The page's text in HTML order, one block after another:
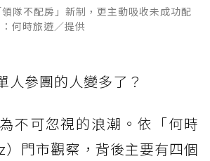
隊不配房」新制，更主動吸收未成功配
何時旅遊／提供
人參團的人變多了？
不可忽視的浪潮。依「何時
門市觀察，背後主要有四個